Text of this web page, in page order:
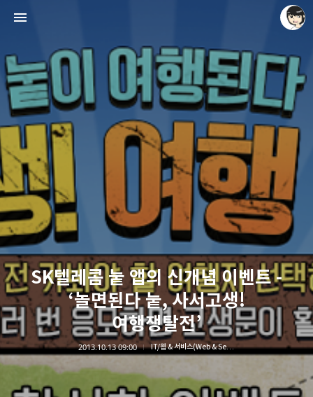
SK텔레콤 눝 앱의 신개념 이벤트 -
‘놀면된다 눝, 사서고생!
여행쟁탈전’
2013.10.13 09:00 IT/웹 & 서비스(Web & Service)
레이니아
레이니아